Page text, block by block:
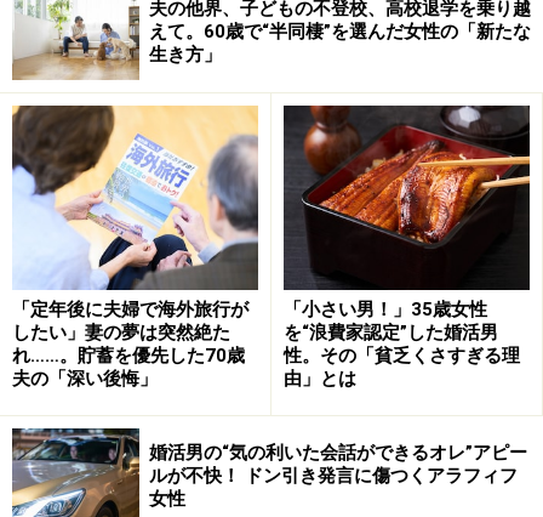
「いや、これもまあまあですけどね」
周りにはしらっとした空気が流れたが、ユミカさんは自
分がイチオシの店のイチゴ大福がどのくらいおいしいか
語り出した。
「別の先輩が途中でさえぎって、『ねえ、せっかく買っ
てきてくれた大福にケチをつけるのはやめたほうがいい
よ』と言ったんです。そうしたらユミカは、意味がわか
らなかったようでぽかんとしてました」
同じ商品を話の種にして、別の店のものを延々と褒める
のは、今、目の前にあるこの大福を貶めていることにな
るでしょと先輩がくどくどと言い聞かせた。
夫の他界、子どもの不登校、高校退学を乗り越
えて。60歳で“半同棲”を選んだ女性の「新たな
生き方」
「定年後に夫婦で海外旅行が
したい」妻の夢は突然絶た
れ……。貯蓄を優先した70歳
夫の「深い後悔」
「小さい男！」35歳女性
を“浪費家認定”した婚活男
性。その「貧乏くさすぎる理
由」とは
婚活男の“気の利いた会話ができるオレ”アピー
ルが不快！ ドン引き発言に傷つくアラフィフ
女性